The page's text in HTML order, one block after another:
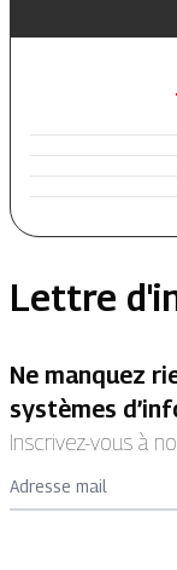
Lettre
Ne manquez
systèmes
Inscrivez-vous à
Adresse mail